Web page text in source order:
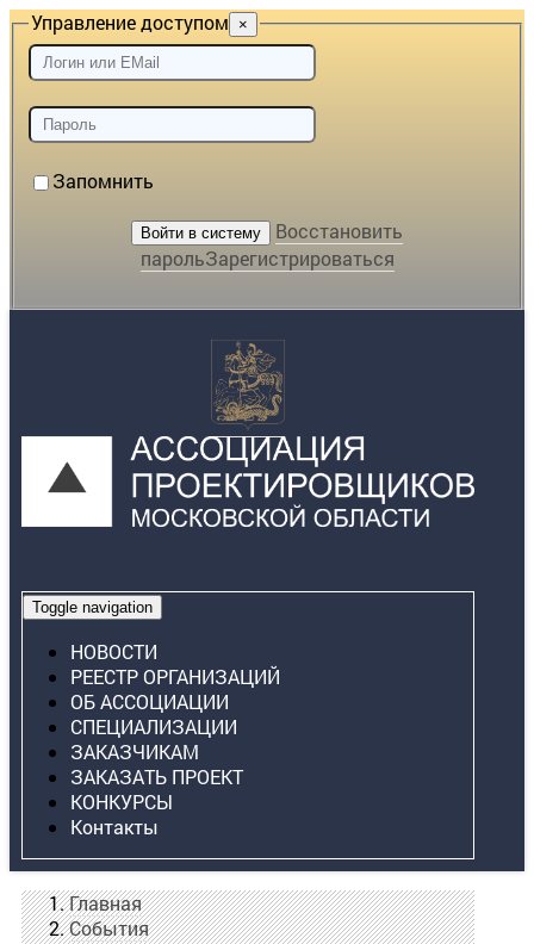
Управление доступом ×
Запомнить
Восстановить
парольЗарегистрироваться
Toggle navigation
НОВОСТИ
РЕЕСТР ОРГАНИЗАЦИЙ
ОБ АССОЦИАЦИИ
СПЕЦИАЛИЗАЦИИ
ЗАКАЗЧИКАМ
ЗАКАЗАТЬ ПРОЕКТ
КОНКУРСЫ
Контакты
Главная
События